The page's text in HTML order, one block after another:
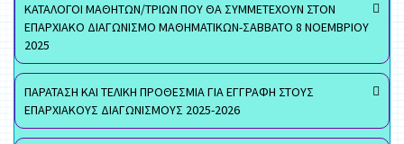
ΚΑΤΑΛΟΓΟΙ ΜΑΘΗΤΩΝ/ΤΡΙΩΝ ΠΟΥ ΘΑ ΣΥΜΜΕΤΕΧΟΥΝ ΣΤΟΝ
ΕΠΑΡΧΙΑΚΟ ΔΙΑΓΩΝΙΣΜΟ ΜΑΘΗΜΑΤΙΚΩΝ-ΣΑΒΒΑΤΟ 8 ΝΟΕΜΒΡΙΟΥ
2025
ΠΑΡΑΤΑΣΗ ΚΑΙ ΤΕΛΙΚΗ ΠΡΟΘΕΣΜΙΑ ΓΙΑ ΕΓΓΡΑΦΗ ΣΤΟΥΣ
ΕΠΑΡΧΙΑΚΟΥΣ ΔΙΑΓΩΝΙΣΜΟΥΣ 2025-2026